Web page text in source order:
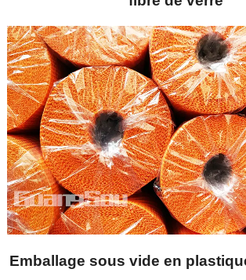
Emballage sous vide en